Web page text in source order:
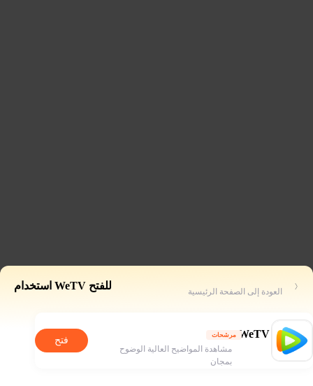
للفتح WeTV استخدام العودة إلى الصفحة الرئيسية
WeTV مرشحات
مشاهدة المواضيح العالية الوضوح
بمجان
فتح